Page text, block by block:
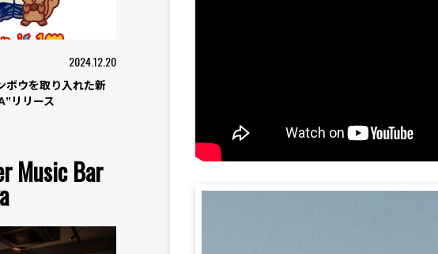
2024.12.20
ウを取り入れた新
リリース
Music Bar